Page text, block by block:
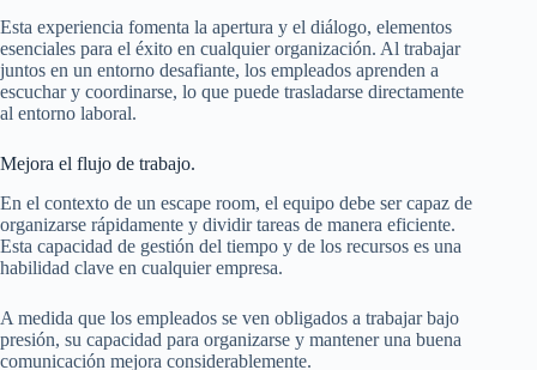
Esta experiencia fomenta la apertura y el diálogo, elementos
esenciales para el éxito en cualquier organización. Al trabajar
juntos en un entorno desafiante, los empleados aprenden a
escuchar y coordinarse, lo que puede trasladarse directamente
al entorno laboral.
Mejora el flujo de trabajo.
En el contexto de un escape room, el equipo debe ser capaz de
organizarse rápidamente y dividir tareas de manera eficiente.
Esta capacidad de gestión del tiempo y de los recursos es una
habilidad clave en cualquier empresa.
A medida que los empleados se ven obligados a trabajar bajo
presión, su capacidad para organizarse y mantener una buena
comunicación mejora considerablemente.